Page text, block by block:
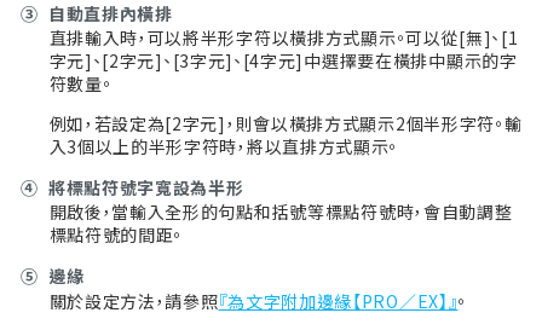
③ 自動直排內橫排
直排輸入時，可以將半形字符以橫排方式顯示。可以從[無]、[1
字元]、[2字元]、[3字元]、[4字元]中選擇要在橫排中顯示的字
符數量。
例如，若設定為[2字元]，則會以橫排方式顯示2個半形字符。輸
入3個以上的半形字符時，將以直排方式顯示。
④ 將標點符號字寬設為半形
開啟後，當輸入全形的句點和括號等標點符號時，會自動調整
標點符號的間距。
⑤ 邊緣
關於設定方法，請參照『為文字附加邊緣【PRO／EX】』。